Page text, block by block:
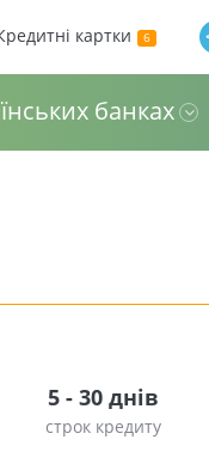
картки
банках
5 - 30 днів
строк кредиту